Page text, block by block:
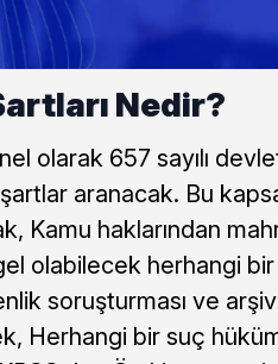
Nedir?
olarak 657 sayılı
aranacak. Bu
Kamu haklarından
olabilecek herhangi
soruşturması ve
Herhangi bir suç